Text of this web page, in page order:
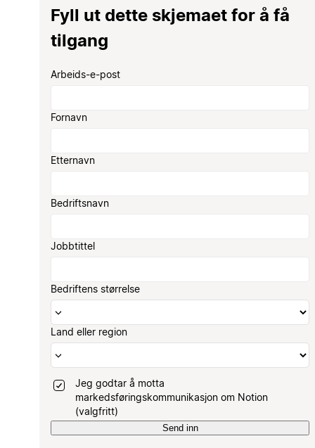
Fyll ut dette skjemaet for å få
tilgang
Arbeids-e-post
Fornavn
Etternavn
Bedriftsnavn
Jobbtittel
Bedriftens størrelse
Land eller region
Jeg godtar å motta
markedsføringskommunikasjon om Notion
(valgfritt)
Send inn